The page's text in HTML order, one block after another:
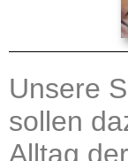
Unsere
sollen
Alltag